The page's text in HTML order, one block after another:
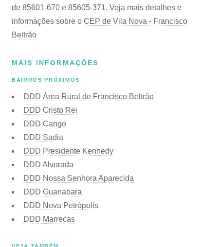
de 85601-670 e 85605-371. Veja mais detalhes e
informações sobre o CEP de Vila Nova - Francisco
Beltrão
MAIS INFORMAÇÕES
BAIRROS PRÓXIMOS
DDD Área Rural de Francisco Beltrão
DDD Cristo Rei
DDD Cango
DDD Sadia
DDD Presidente Kennedy
DDD Alvorada
DDD Nossa Senhora Aparecida
DDD Guanabara
DDD Nova Petrópolis
DDD Marrecas
VEJA TAMBÉM